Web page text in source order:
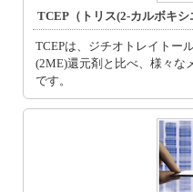
TCEP（トリス(2-カルボキシ
TCEPは、ジチオトレイトー
(2ME)還元剤と比べ、様々な
です。